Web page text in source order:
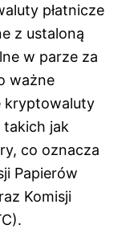
płatnicze
z ustaloną
w parze za
ważne
kryptowaluty
jak
co oznacza
Papierów
Komisji